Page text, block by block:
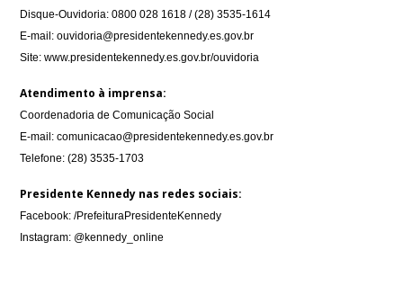
Disque-Ouvidoria: 0800 028 1618 / (28) 3535-1614
E-mail: ouvidoria@presidentekennedy.es.gov.br
Site: www.presidentekennedy.es.gov.br/ouvidoria
Atendimento à imprensa:
Coordenadoria de Comunicação Social
E-mail: comunicacao@presidentekennedy.es.gov.br
Telefone: (28) 3535-1703
Presidente Kennedy nas redes sociais:
Facebook: /PrefeituraPresidenteKennedy
Instagram: @kennedy_online